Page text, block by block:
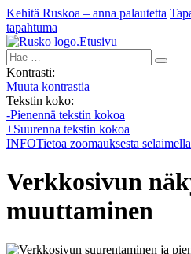
Kehitä Ruskoa – anna palautetta
tapahtuma
Etusivu
Hae:
Kontrasti:
Muuta kontrastia
Tekstin koko:
-Pienennä tekstin kokoa
+Suurenna tekstin kokoa
INFOTietoa zoomauksesta selaimella
Verkkosivun
muuttaminen